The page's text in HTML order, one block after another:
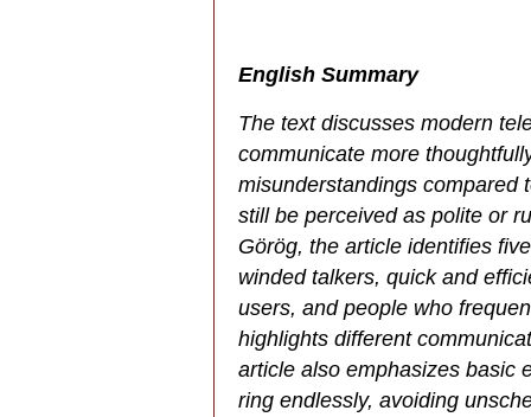
English Summary
The text discusses modern
communicate more
misunderstandings compared
still be perceived as polite or
Görög, the article identifies
winded talkers, quick and
users, and people who
highlights different
article also emphasizes basic
ring endlessly, avoiding